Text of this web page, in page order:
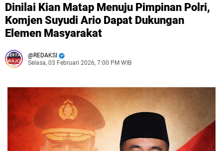
Dinilai Kian Matap Menuju Pimpinan Polri,
Komjen Suyudi Ario Dapat Dukungan
Elemen Masyarakat
REDAKSI
Selasa, 03 Februari 2026, 7:00 PM WIB